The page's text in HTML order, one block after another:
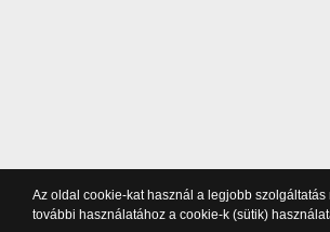
Az oldal cookie-kat használ a legjobb szolgáltatás
további használatához a cookie-k (sütik)